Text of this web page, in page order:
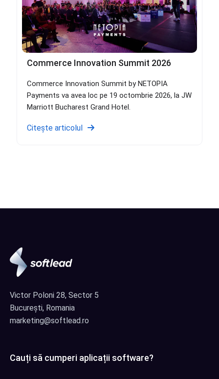
Commerce Innovation Summit 2026
Commerce Innovation Summit by NETOPIA
Payments va avea loc pe 19 octombrie 2026, la JW
Marriott Bucharest Grand Hotel.
Citește articolul
Victor Poloni 28, Sector 5
București, Romania
marketing@softlead.ro
Cauți să cumperi aplicații software?